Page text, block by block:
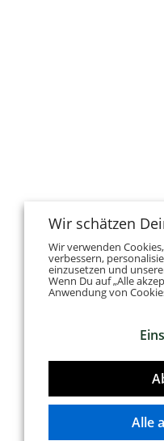
Wir schätzen
Wir verwenden
verbessern,
einzusetzen und
Wenn Du auf „Alle
Anwendung von
Alle